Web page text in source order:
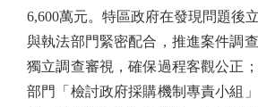
6,600萬元。特區政府在發現問題後
與執法部門緊密配合，推進案件調
獨立調查審視，確保過程客觀公正
部門「檢討政府採購機制專責小組